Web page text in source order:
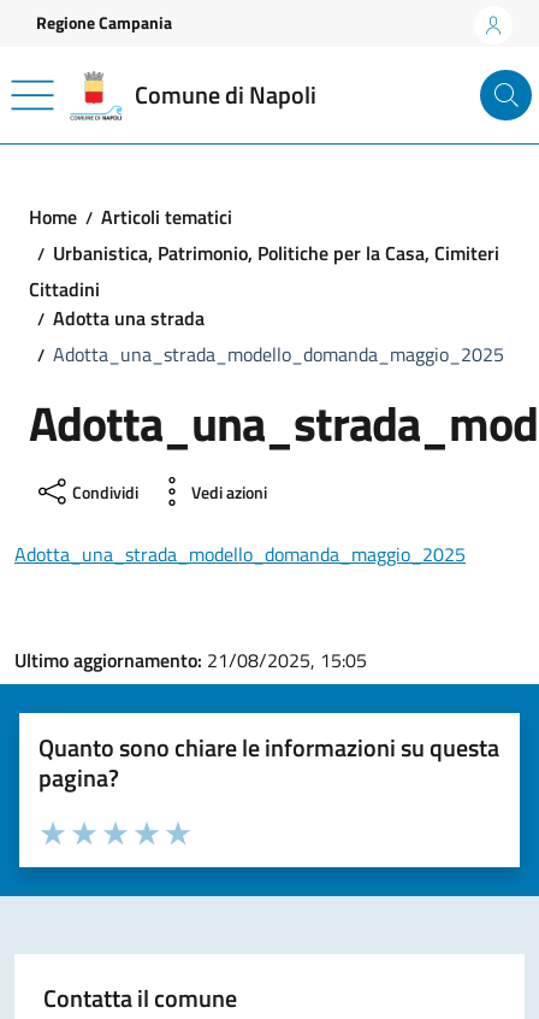
Vai ai contenuti
Vai al footer
Regione Campania
Comune di Napoli
Home
Articoli tematici
Urbanistica, Patrimonio, Politiche per la Casa, Cimiteri
Cittadini
Adotta una strada
Adotta_una_strada_modello_domanda_maggio_2025
Condividi Vedi azioni
Adotta_una_strada_modello_domanda_maggio_2025
Ultimo aggiornamento: 21/08/2025, 15:05
Quanto sono chiare le informazioni su questa
pagina?
Valuta la chiarezza delle informazioni (da 1 a 5 stelle)
Seleziona il numero di stelle per valutare la chiarezza delle
Valuta 5 stelle su 5
Valuta 4 stelle su 5
Valuta 3 stelle su 5
Valuta 2 stelle su 5
Valuta 1 stelle su 5
Contatta il comune